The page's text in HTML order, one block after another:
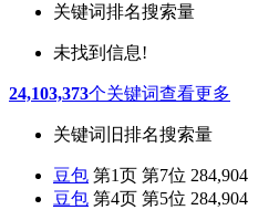
关键词排名搜索量
未找到信息!
24,103,373个关键词查看更多
关键词 旧排名搜索量
豆包 第1页 第7位 284,904
豆包 第4页 第5位 284,904